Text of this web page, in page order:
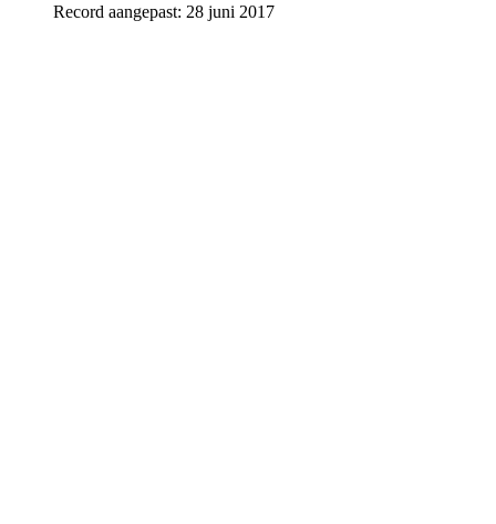
Record aangepast: 28 juni 2017